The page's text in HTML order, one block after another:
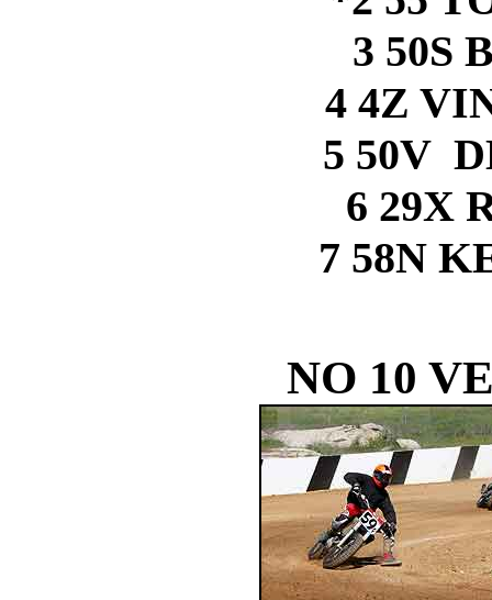
3 50S
4 4Z
5 50V
6 29X
7 58N
NO 10